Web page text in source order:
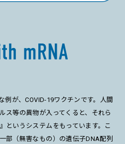
例が、COVID-19ワクチンです。人間
ス等の異物が入ってくると、それら
というシステムをもっています。こ
部（無害なもの）の遺伝子DNA配列